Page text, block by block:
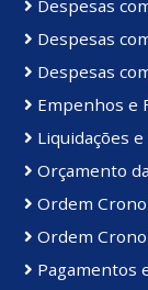
Despesas
Despesas
Despesas
Empenhos e
Liquidações
Orçamento
Ordem
Ordem
Pagamentos